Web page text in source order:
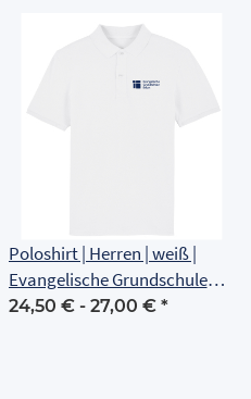
Poloshirt | Herren | weiß |
Evangelische Grundschule
Erfurt
24,50 € - 27,00 € *